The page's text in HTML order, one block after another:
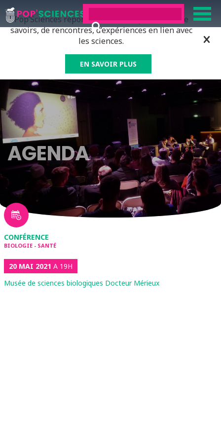
Pop’Sciences répond à tous ceux qui ont soif de
savoirs, de rencontres, d’expériences en lien avec
les sciences.
EN SAVOIR PLUS
AGENDA
CONFÉRENCE
BIOLOGIE - SANTÉ
20 MAI 2021 A 19H
Musée de sciences biologiques Docteur Mérieux